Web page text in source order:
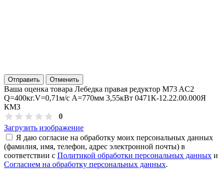
Отправить Отменить
Ваша оценка товара Лебедка правая редуктор M73 AC2
Q=400кг.V=0,71м/с А=770мм 3,55кВт 0471К-12.22.00.000Я
КМЗ
0
Загрузить изображение
Я даю согласие на обработку моих персональных данных
(фамилия, имя, телефон, адрес электронной почты) в
соответствии с Политикой обработки персональных данных и
Согласием на обработку персональных данных.